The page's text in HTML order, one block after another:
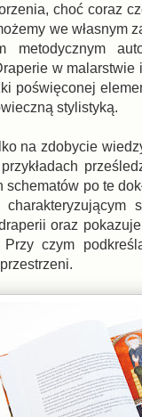
choć coraz
we własnym
w malarstwie
poświęconej
stylistyką.
na zdobycie
po te
oraz
czym